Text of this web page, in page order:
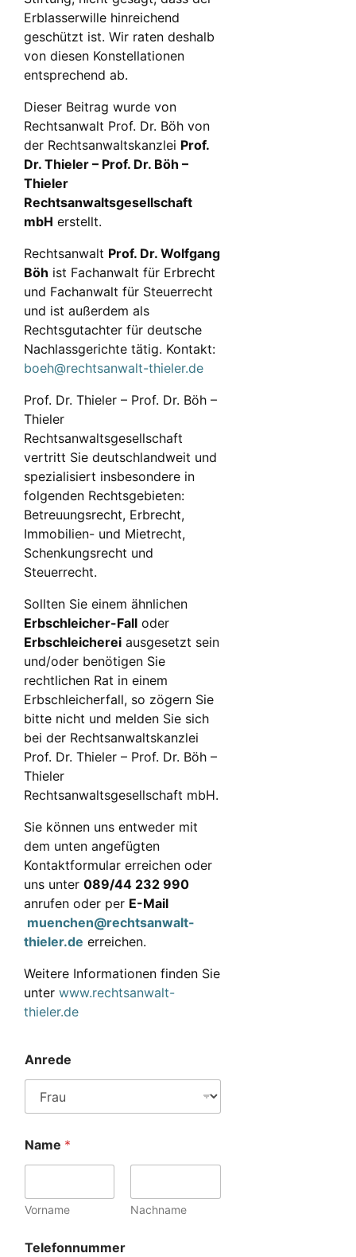
Erblasserwille hinreichend
geschützt ist. Wir raten deshalb
von diesen Konstellationen
entsprechend ab.
Dieser Beitrag wurde von
Rechtsanwalt Prof. Dr. Böh von
der Rechtsanwaltskanzlei Prof.
Dr. Thieler – Prof. Dr. Böh –
Thieler
Rechtsanwaltsgesellschaft
mbH erstellt.
Rechtsanwalt Prof. Dr. Wolfgang
Böh ist Fachanwalt für Erbrecht
und Fachanwalt für Steuerrecht
und ist außerdem als
Rechtsgutachter für deutsche
Nachlassgerichte tätig. Kontakt:
boeh@rechtsanwalt-thieler.de
Prof. Dr. Thieler – Prof. Dr. Böh –
Thieler
Rechtsanwaltsgesellschaft
vertritt Sie deutschlandweit und
spezialisiert insbesondere in
folgenden Rechtsgebieten:
Betreuungsrecht, Erbrecht,
Immobilien- und Mietrecht,
Schenkungsrecht und
Steuerrecht.
Sollten Sie einem ähnlichen
Erbschleicher-Fall oder
Erbschleicherei ausgesetzt sein
und/oder benötigen Sie
rechtlichen Rat in einem
Erbschleicherfall, so zögern Sie
bitte nicht und melden Sie sich
bei der Rechtsanwaltskanzlei
Prof. Dr. Thieler – Prof. Dr. Böh –
Thieler
Rechtsanwaltsgesellschaft mbH.
Sie können uns entweder mit
dem unten angefügten
Kontaktformular erreichen oder
uns unter 089/44 232 990
anrufen oder per E-Mail
muenchen@rechtsanwalt-
thieler.de erreichen.
Weitere Informationen finden Sie
unter www.rechtsanwalt-
thieler.de
Anrede
Name *
Vorname Nachname
Telefonnummer